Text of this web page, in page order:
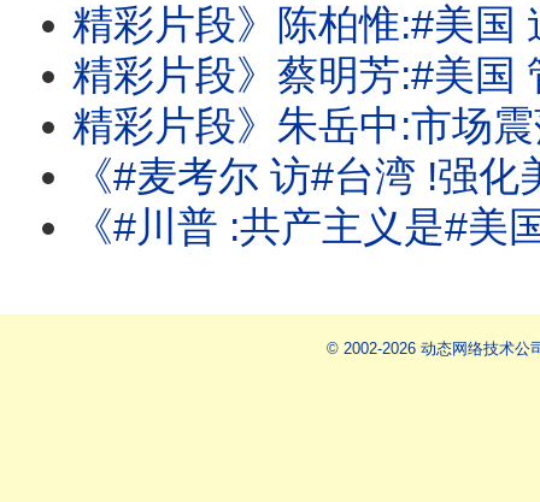
精彩片段》陈柏惟:#美国 迫切关
精彩片段》蔡明芳:#美国 管制持续.#台
精彩片段》朱岳中:市场震荡还
《#麦考尔 访#台湾 !强化美台国安合作!#汉光演习 应对#中国 的
《#川普 :共产主义是#美国 最大威胁!#苏姿丰 :AMD的AI需求
© 2002-2026 动态网络技术公